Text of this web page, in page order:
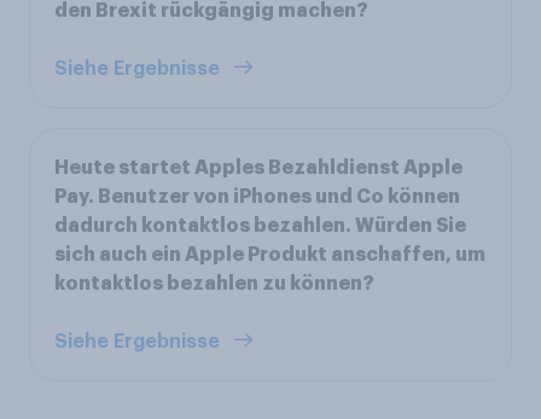
den Brexit rückgängig machen?
Siehe Ergebnisse
Heute startet Apples Bezahldienst Apple
Pay. Benutzer von iPhones und Co können
dadurch kontaktlos bezahlen. Würden Sie
sich auch ein Apple Produkt anschaffen, um
kontaktlos bezahlen zu können?
Siehe Ergebnisse